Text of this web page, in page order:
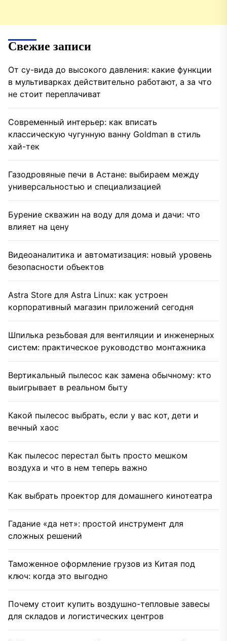
Свежие записи
От су-вида до высокого давления: какие функции
в мультиварках действительно работают, а за что
не стоит переплачиват
Современный интерьер: как вписать
классическую чугунную ванну Goldman в стиль
хай-тек
Газодровяные печи в Астане: выбираем между
универсальностью и специализацией
Бурение скважин на воду для дома и дачи: что
влияет на цену
Видеоаналитика и автоматизация: новый уровень
безопасности объектов
Astra Store для Astra Linux: как устроен
корпоративный магазин приложений сегодня
Шпилька резьбовая для вентиляции и инженерных
систем: практическое руководство монтажника
Вертикальный пылесос как замена обычному: кто
выигрывает в реальном быту
Какой пылесос выбрать, если у вас кот, дети и
вечный хаос
Как пылесос перестал быть просто мешком
воздуха и что в нем теперь важно
Как выбрать проектор для домашнего кинотеатра
Гадание «да нет»: простой инструмент для
сложных решений
Таможенное оформление грузов из Китая под
ключ: когда это выгодно
Почему стоит купить воздушно-тепловые завесы
для складов и логистических центров